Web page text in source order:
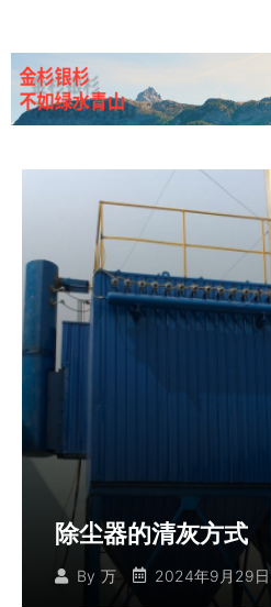
除尘器的清灰方式
By 万 2024年9月29日